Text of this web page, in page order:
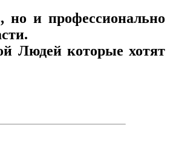
но и профессионально
Людей которые хотят